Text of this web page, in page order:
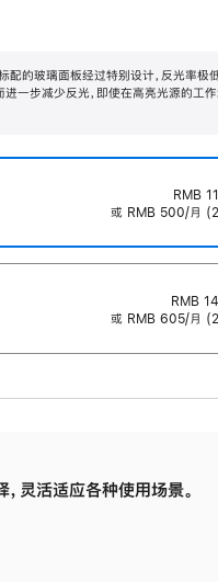
配的玻璃面板经过特别设计，反光率极
进一步减少反光，即使在高亮光源的工
RMB
或 RMB 500/月
RMB
或 RMB 605/月
，灵活适应各种使用场景。